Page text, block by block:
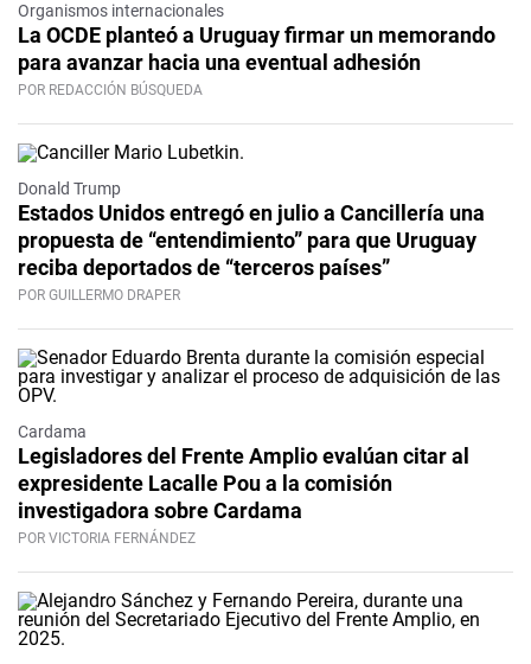
Organismos internacionales
La OCDE planteó a Uruguay firmar un memorando
para avanzar hacia una eventual adhesión
POR REDACCIÓN BÚSQUEDA
Donald Trump
Estados Unidos entregó en julio a Cancillería una
propuesta de “entendimiento” para que Uruguay
reciba deportados de “terceros países”
POR GUILLERMO DRAPER
Cardama
Legisladores del Frente Amplio evalúan citar al
expresidente Lacalle Pou a la comisión
investigadora sobre Cardama
POR VICTORIA FERNÁNDEZ